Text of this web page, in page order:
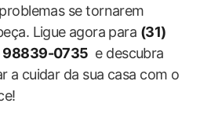
se tornarem
Ligue⁢ agora ‍para (31)
⁤98839-0735 ⁢ e descubra⁤
a ⁣cuidar da sua casa com o